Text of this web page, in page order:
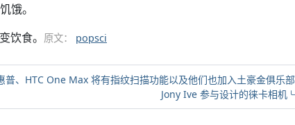
饿。
饮食。 原文： popsci
、HTC One Max 将有指纹扫描功能以及他们也加入土豪金俱乐部
Jony Ive 参与设计的徕卡相机